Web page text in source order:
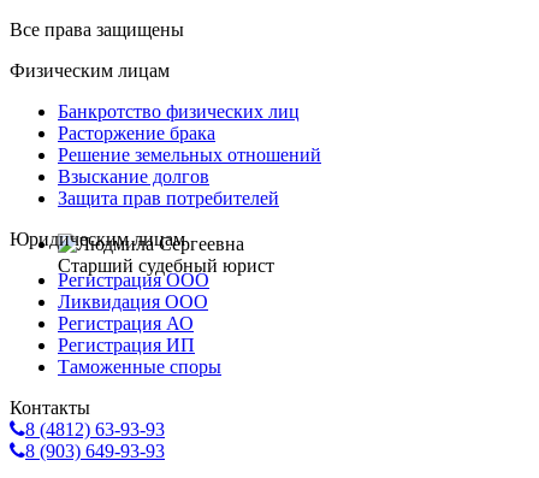
Старший судебный юрист
Все права защищены
Физическим лицам
Банкротство физических лиц
Расторжение брака
Решение земельных отношений
Взыскание долгов
Защита прав потребителей
Юридическим лицам
Регистрация ООО
Ликвидация ООО
Регистрация АО
Регистрация ИП
Таможенные споры
Контакты
8 (4812) 63-93-93
8 (903) 649-93-93